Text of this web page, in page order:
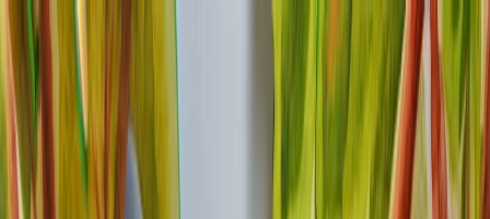
圖片集 酒店位置
立即訂房
简